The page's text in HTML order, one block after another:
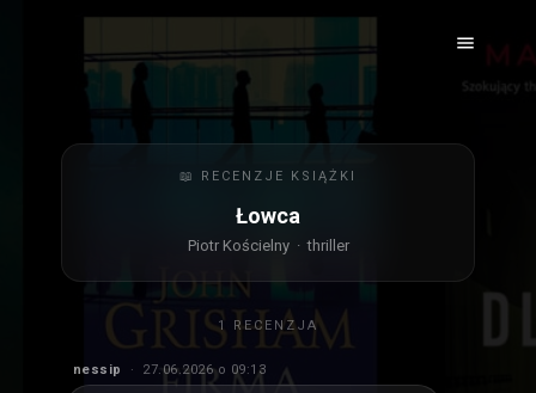
📖 RECENZJE KSIĄŻKI
Łowca
Piotr Kościelny · thriller
1 RECENZJA
nessip · 27.06.2026 o 09:13